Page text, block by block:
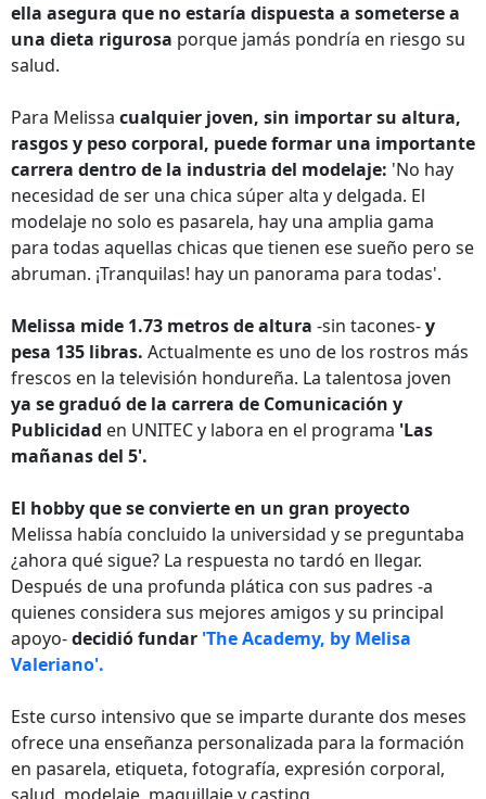
ella asegura que no estaría dispuesta a someterse a
una dieta rigurosa porque jamás pondría en riesgo su
salud.
Para Melissa cualquier joven, sin importar su altura,
rasgos y peso corporal, puede formar una importante
carrera dentro de la industria del modelaje: 'No hay
necesidad de ser una chica súper alta y delgada. El
modelaje no solo es pasarela, hay una amplia gama
para todas aquellas chicas que tienen ese sueño pero se
abruman. ¡Tranquilas! hay un panorama para todas'.
Melissa mide 1.73 metros de altura -sin tacones-y
pesa 135 libras. Actualmente es uno de los rostros más
frescos en la televisión hondureña. La talentosa joven
ya se graduó de la carrera de Comunicación y
Publicidad en UNITEC y labora en el programa 'Las
mañanas del 5'.
El hobby que se convierte en un gran proyecto
Melissa había concluido la universidad y se preguntaba
¿ahora qué sigue? La respuesta no tardó en llegar.
Después de una profunda plática con sus padres -a
quienes considera sus mejores amigos y su principal
apoyo-decidió fundar 'The Academy, by Melisa
Valeriano'.
Este curso intensivo que se imparte durante dos meses
ofrece una enseñanza personalizada para la formación
en pasarela, etiqueta, fotografía, expresión corporal,